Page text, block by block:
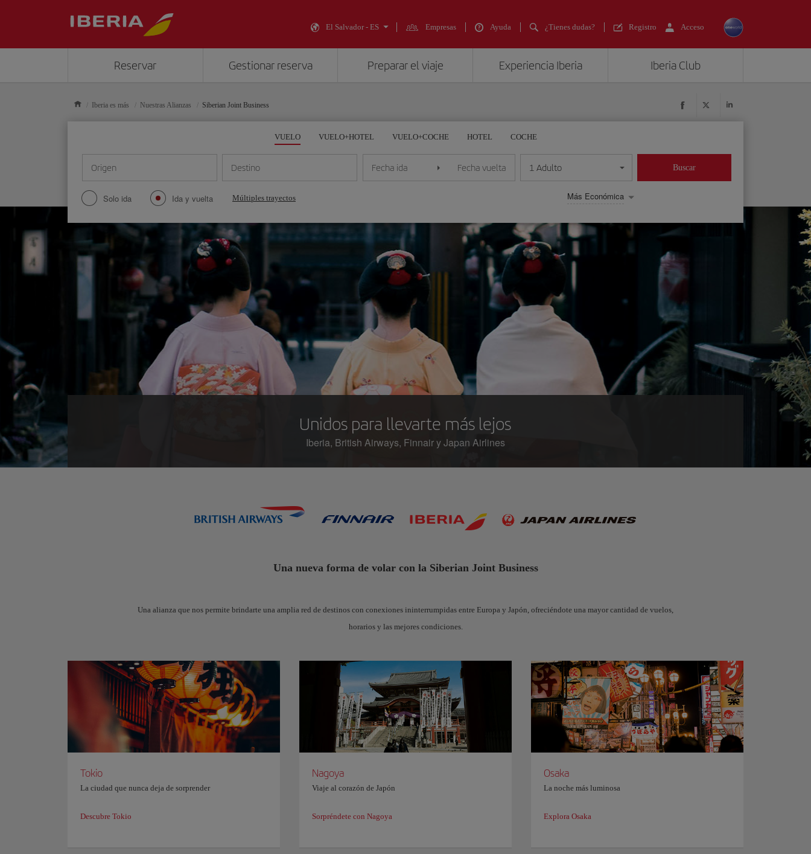
El Salvador - ES Empresas Ayuda ¿Tienes dudas? Registro Acceso
Reservar Gestionar reserva Preparar el viaje Experiencia Iberia Iberia Club
Iberia es más Nuestras Alianzas Siberian Joint Business
VUELO VUELO+HOTEL VUELO+COCHE HOTEL COCHE
Origen Destino
Solo ida Ida y vuelta Múltiples trayectos
Fecha ida Fecha vuelta 1 Adulto
Más Económica
Buscar
Unidos para llevarte más lejos
Iberia, British Airways, Finnair y Japan Airlines
Una nueva forma de volar con la Siberian Joint Business
Una alianza que nos permite brindarte una amplia red de destinos con conexiones ininterrumpidas entre Europa y Japón, ofreciéndote una mayor cantidad de vuelos,
horarios y las mejores condiciones.
Tokio
La ciudad que nunca deja de sorprender
Descubre Tokio
Nagoya
Viaje al corazón de Japón
Sorpréndete con Nagoya
Osaka
La noche más luminosa
Explora Osaka